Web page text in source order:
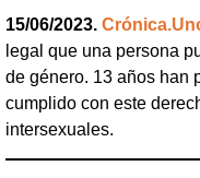
15/06/2023.
legal que una persona
de género. 13 años han
cumplido con este
intersexuales.